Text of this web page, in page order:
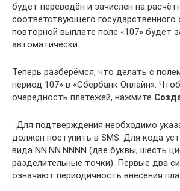
будет переведён и зачислен на
соответствующего государственного
повторной выплате поле «107» будет
автоматически.
Теперь разберёмся, что делать с
период 107» в «Сбербанк Онлайн».
очерёдность платежей, нажмите
. Для подтверждения необходимо
должен поступить в SMS. Для кода
вида NN.NN.NNNN (две буквы, шесть
разделительные точки). Первые два
означают периодичность внесения